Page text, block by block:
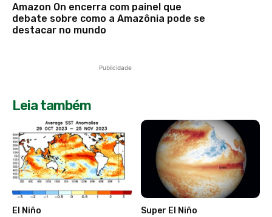
Amazon On encerra com painel que
debate sobre como a Amazônia pode se
destacar no mundo
Publicidade
Leia também
El Niño Super El Niño